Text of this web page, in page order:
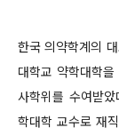
한국 의약학계의
대학교 약학대학
사학위를 수여받
학대학 교수로 재